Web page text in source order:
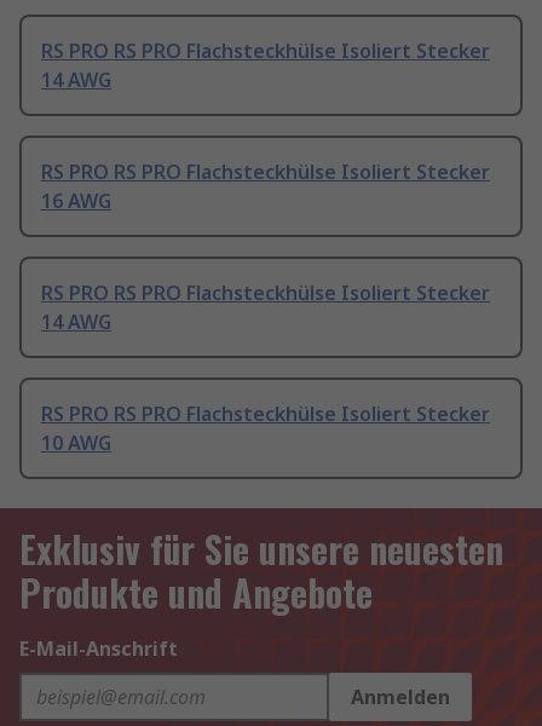
RS PRO RS PRO Flachsteckhülse Isoliert Stecker
14 AWG
RS PRO RS PRO Flachsteckhülse Isoliert Stecker
16 AWG
RS PRO RS PRO Flachsteckhülse Isoliert Stecker
14 AWG
RS PRO RS PRO Flachsteckhülse Isoliert Stecker
10 AWG
Exklusiv für Sie unsere neuesten
Produkte und Angebote
E-Mail-Anschrift
Anmelden